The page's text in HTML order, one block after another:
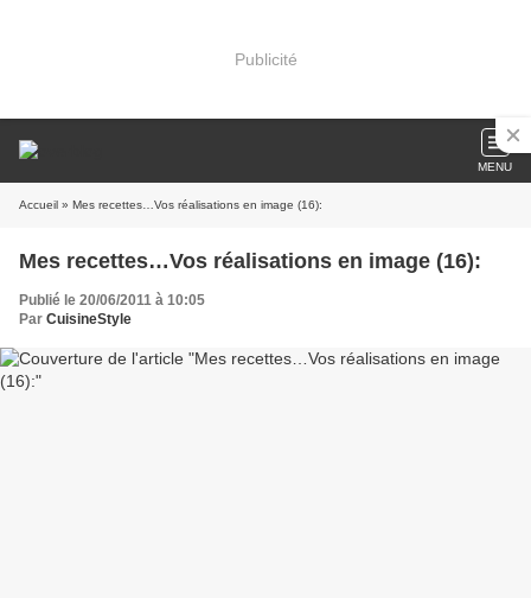
Publicité
MENU
Accueil » Mes recettes…Vos réalisations en image (16):
Mes recettes…Vos réalisations en image (16):
Publié le 20/06/2011 à 10:05
Par CuisineStyle